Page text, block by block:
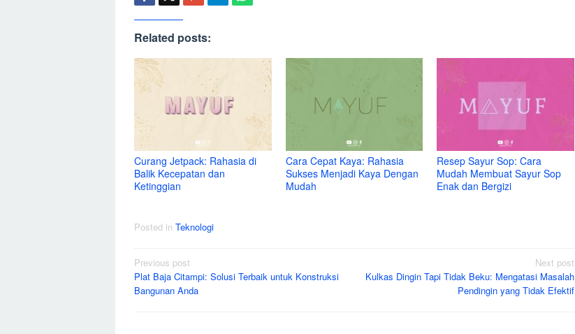
Related posts:
Curang Jetpack: Rahasia di
Balik Kecepatan dan
Ketinggian
Cara Cepat Kaya: Rahasia
Sukses Menjadi Kaya Dengan
Mudah
Resep Sayur Sop: Cara
Mudah Membuat Sayur Sop
Enak dan Bergizi
Posted in Teknologi
Post
navigation
Previous post
Plat Baja Citampi: Solusi Terbaik untuk Konstruksi
Bangunan Anda
Next post
Kulkas Dingin Tapi Tidak Beku: Mengatasi Masalah
Pendingin yang Tidak Efektif